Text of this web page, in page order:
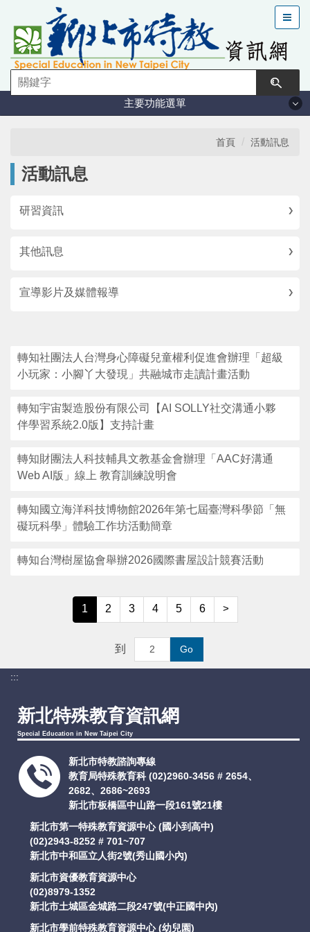
到
主
要
容
主要功能選單
特教現況
鑑定安置
課程與教學
學習輔導
活動訊息
IEP
首頁 活動訊息
活動訊息
研習資訊
其他訊息
宣導影片及媒體報導
轉知社團法人台灣身心障礙兒童權利促進會辦理「超級
小玩家：小腳丫大發現」共融城市走讀計畫活動
轉知宇宙製造股份有限公司【AI SOLLY社交溝通小夥
伴學習系統2.0版】支持計畫
轉知財團法人科技輔具文教基金會辦理「AAC好溝通
Web AI版」線上 教育訓練說明會
轉知國立海洋科技博物館2026年第七屆臺灣科學節「無
礙玩科學」體驗工作坊活動簡章
轉知台灣樹屋協會舉辦2026國際書屋設計競賽活動
1 2 3 4 5 6 >
到 Go
:::
新北特殊教育資訊網
Special Education in New Taipei City
新北市特教諮詢專線
教育局特殊教育科 (02)2960-3456 # 2654、
2682、2686~2693
新北市板橋區中山路一段161號21樓
新北市第一特殊教育資源中心 (國小到高中)
(02)2943-8252 # 701~707
新北市中和區立人街2號(秀山國小內)
新北市資優教育資源中心
(02)8979-1352
新北市土城區金城路二段247號(中正國中內)
新北市學前特殊教育資源中心 (幼兒園)